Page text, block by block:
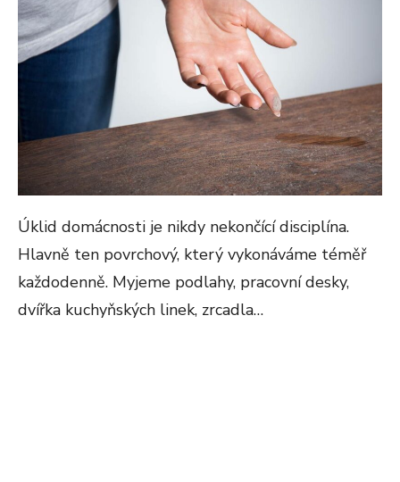
Úklid domácnosti je nikdy nekončící disciplína.
Hlavně ten povrchový, který vykonáváme téměř
každodenně. Myjeme podlahy, pracovní desky,
dvířka kuchyňských linek, zrcadla…